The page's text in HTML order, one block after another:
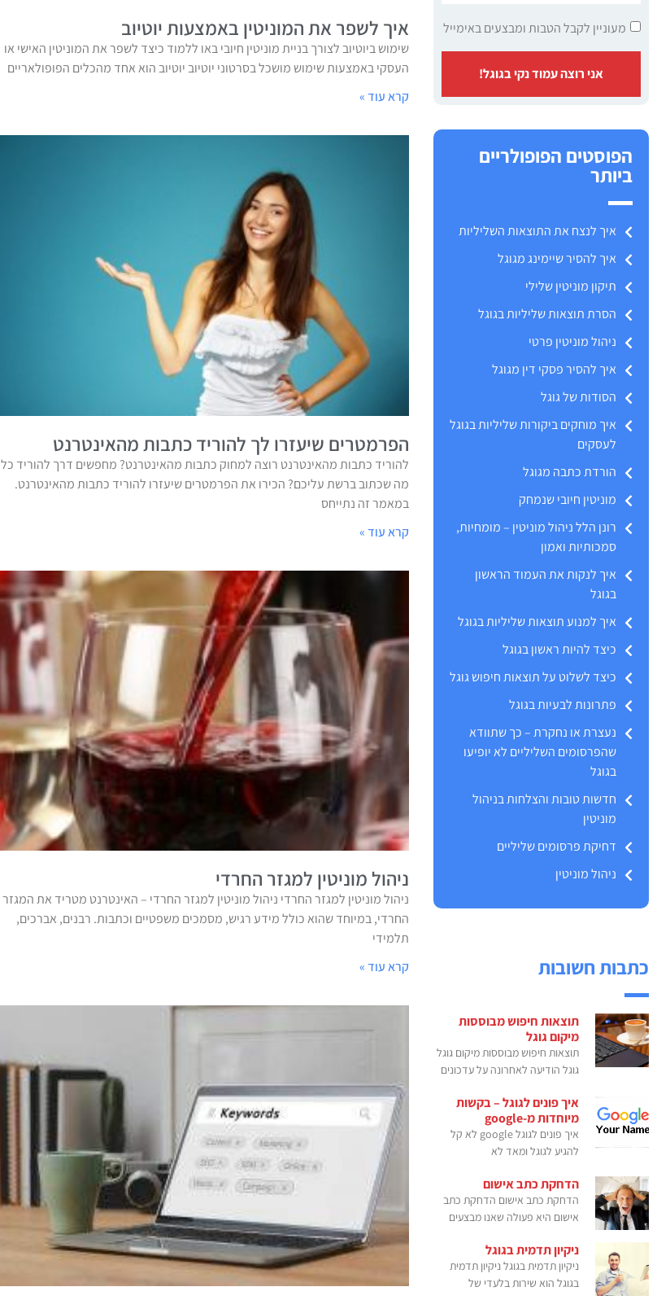
מעוניין לקבל הטבות ומבצעים באימייל
אני רוצה עמוד נקי בגוגל!
הפוסטים הפופולריים
ביותר
איך לנצח את התוצאות השליליות
איך להסיר שיימינג מגוגל
תיקון מוניטין שלילי
הסרת תוצאות שליליות בגוגל
ניהול מוניטין פרטי
איך להסיר פסקי דין מגוגל
הסודות של גוגל
איך מוחקים ביקורות שליליות בגוגל
לעסקים
הורדת כתבה מגוגל
מוניטין חיובי שנמחק
רונן הלל ניהול מוניטין – מומחיות,
סמכותיות ואמון
איך לנקות את העמוד הראשון
בגוגל
איך למנוע תוצאות שליליות בגוגל
כיצד להיות ראשון בגוגל
כיצד לשלוט על תוצאות חיפוש גוגל
פתרונות לבעיות בגוגל
נעצרת או נחקרת – כך שתוודא
שהפרסומים השליליים לא יופיעו
בגוגל
חדשות טובות והצלחות בניהול
מוניטין
דחיקת פרסומים שליליים
ניהול מוניטין
כתבות חשובות
תוצאות חיפוש מבוססות
מיקום גוגל
תוצאות חיפוש מבוססות מיקום גוגל
גוגל הודיעה לאחרונה על עדכונים
איך פונים לגוגל – בקשות
מיוחדות מ-google
איך פונים לגוגל google לא קל
להגיע לגוגל ומאד לא
הדחקת כתב אישום
הדחקת כתב אישום הדחקת כתב
אישום היא פעולה שאנו מבצעים
ניקיון תדמית בגוגל
ניקיון תדמית בגוגל ניקיון תדמית
בגוגל הוא שירות בלעדי של
איך לשפר את המוניטין באמצעות יוטיוב
שימוש ביוטיוב לצורך בניית מוניטין חיובי באו ללמוד כיצד לשפר את המוניטין האישי או
העסקי באמצעות שימוש מושכל בסרטוני יוטיוב יוטיוב הוא אחד מהכלים הפופולאריים
קרא עוד »
הפרמטרים שיעזרו לך להוריד כתבות מהאינטרנט
להוריד כתבות מהאינטרנט רוצה למחוק כתבות מהאינטרנט? מחפשים דרך להוריד כל
מה שכתוב ברשת עליכם? הכירו את הפרמטרים שיעזרו להוריד כתבות מהאינטרנט.
במאמר זה נתייחס
קרא עוד »
ניהול מוניטין למגזר החרדי
ניהול מוניטין למגזר החרדי ניהול מוניטין למגזר החרדי – האינטרנט מטריד את המגזר
החרדי, במיוחד שהוא כולל מידע רגיש, מסמכים משפטיים וכתבות. רבנים, אברכים,
תלמידי
קרא עוד »